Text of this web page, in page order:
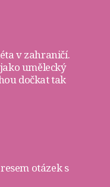
v zahraničí.
umělecký
dočkat tak
otázek s